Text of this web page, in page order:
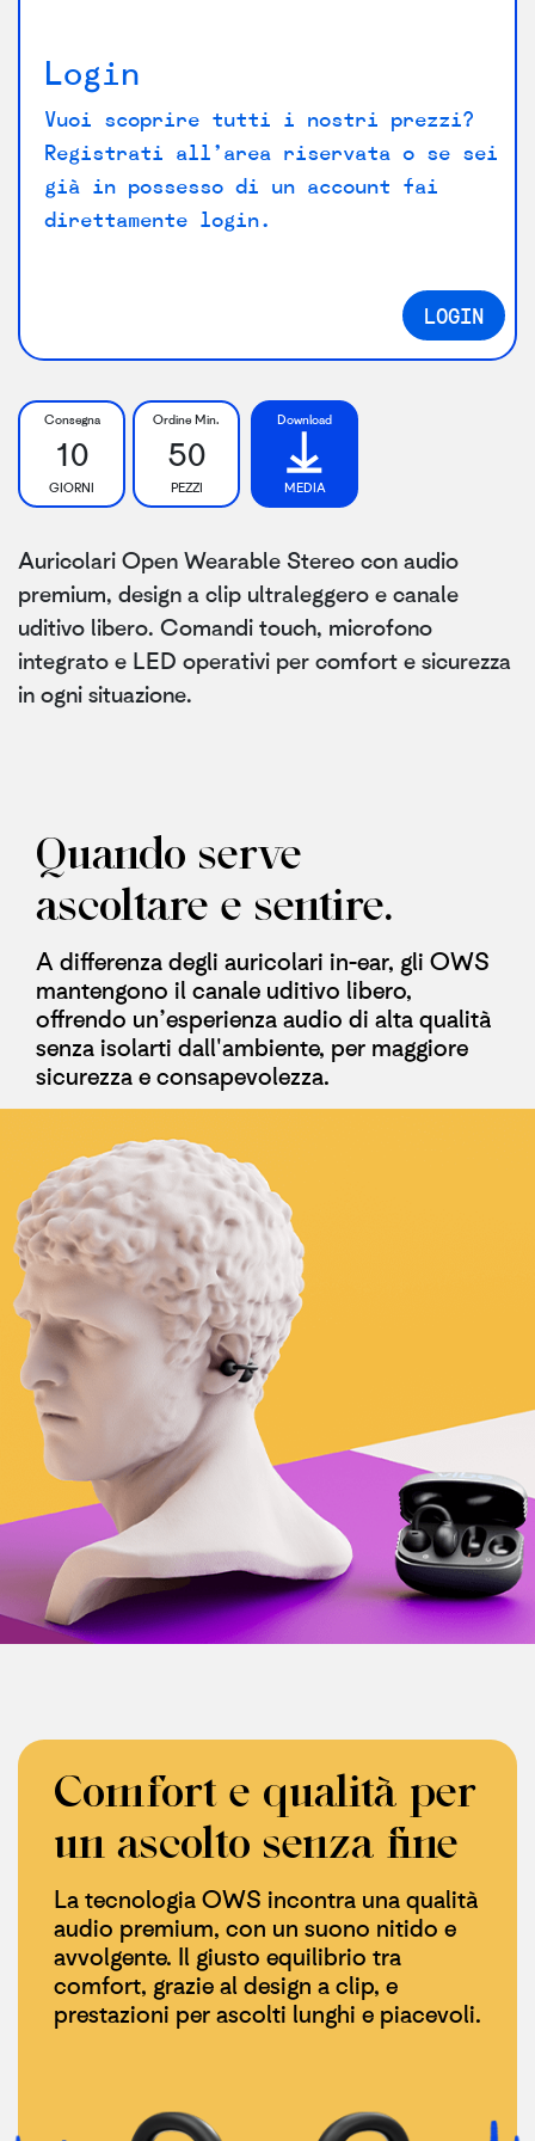
Login
Vuoi scoprire tutti i nostri prezzi?
Registrati all’area riservata o se sei
già in possesso di un account fai
direttamente login.
LOGIN
Consegna
10
GIORNI
Ordine Min.
50
PEZZI
Download
MEDIA
Auricolari Open Wearable Stereo con audio
premium, design a clip ultraleggero e canale
uditivo libero. Comandi touch, microfono
integrato e LED operativi per comfort e sicurezza
in ogni situazione.
Quando serve
ascoltare e sentire.
A differenza degli auricolari in-ear, gli OWS
mantengono il canale uditivo libero,
offrendo un’esperienza audio di alta qualità
senza isolarti dall'ambiente, per maggiore
sicurezza e consapevolezza.
Comfort e qualità per
un ascolto senza fine
La tecnologia OWS incontra una qualità
audio premium, con un suono nitido e
avvolgente. Il giusto equilibrio tra
comfort, grazie al design a clip, e
prestazioni per ascolti lunghi e piacevoli.